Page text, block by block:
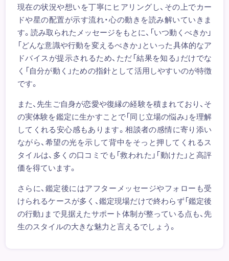
現在の状況や想いを丁寧にヒアリングし、その上でカー
ドや星の配置が示す流れ・心の動きを読み解いていきま
す。読み取られたメッセージをもとに、「いつ動くべきか」
「どんな意識や行動を変えるべきか」といった具体的なア
ドバイスが提示されるため、ただ「結果を知る」だけでな
く「自分が動く」ための指針として活用しやすいのが特徴
です。
また、先生ご自身が恋愛や復縁の経験を積まれており、そ
の実体験を鑑定に生かすことで「同じ立場の悩み」を理解
してくれる安心感もあります。相談者の感情に寄り添い
ながら、希望の光を示して背中をそっと押してくれるス
タイルは、多くの口コミでも「救われた」「動けた」と高評
価を得ています。
さらに、鑑定後にはアフターメッセージやフォローも受
けられるケースが多く、鑑定現場だけで終わらず「鑑定後
の行動」まで見据えたサポート体制が整っている点も、先
生のスタイルの大きな魅力と言えるでしょう。